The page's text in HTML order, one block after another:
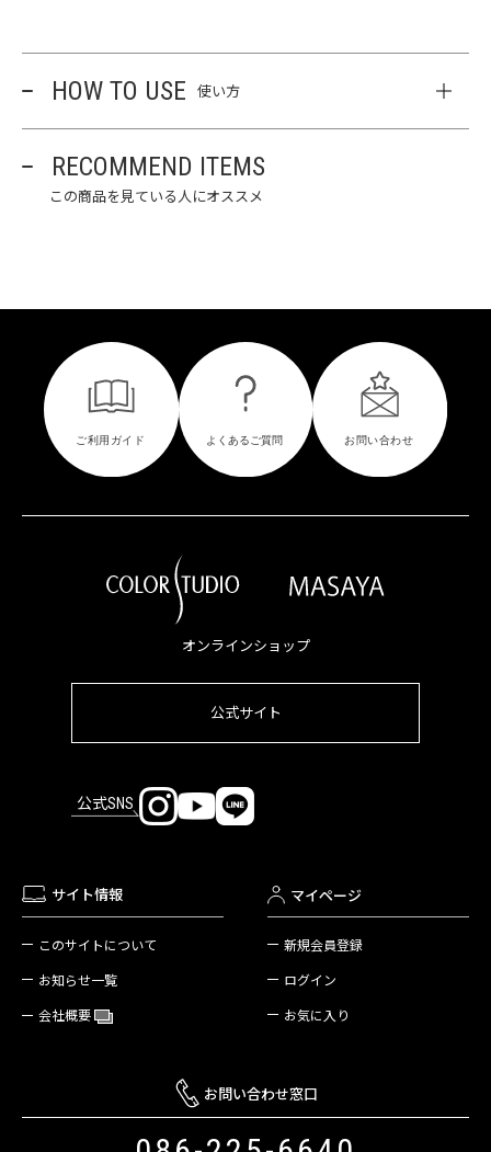
HOW TO USE 使い方
RECOMMEND ITEMS
この商品を見ている人にオススメ
オンラインショップ
公式サイト
公式SNS
サイト情報
このサイトについて
お知らせ一覧
会社概要
マイページ
新規会員登録
ログイン
お気に入り
お問い合わせ窓口